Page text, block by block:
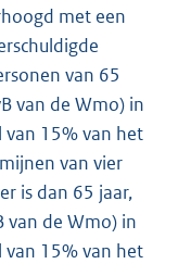
met een
van 65
van de Wmo) in
15% van het
van vier
is dan 65 jaar,
van de Wmo) in
15% van het